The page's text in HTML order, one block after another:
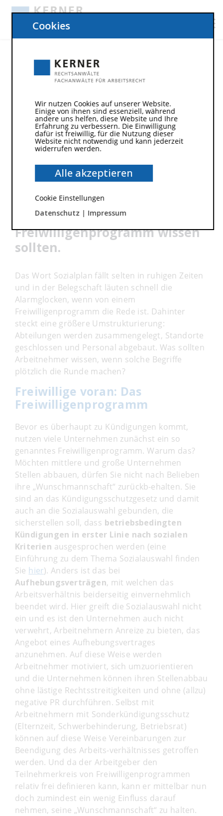
27. Oktober 2025
Freiwillig gehen oder bleiben?
Was Sie zu Sozialplan,
Interessenausgleich &
Freiwilligenprogramm wissen
sollten.
Das Wort Sozialplan fällt selten in ruhigen Zeiten
und in der Belegschaft läuten schnell die
Alarmglocken, wenn von einem
Freiwilligenprogramm die Rede ist. Dahinter
steckt eine größere Umstrukturierung:
Abteilungen werden zusammengelegt, Standorte
geschlossen und Personal abgebaut. Was sollten
Arbeitnehmer wissen, wenn solche Begriffe
plötzlich die Runde machen?
Freiwillige voran: Das
Freiwilligenprogramm
Bevor es überhaupt zu Kündigungen kommt,
nutzen viele Unternehmen zunächst ein so
genanntes Freiwilligenprogramm. Warum das?
Möchten mittlere und große Unternehmen
Stellen abbauen, dürfen Sie nicht nach Belieben
ihre „Wunschmannschaft“ zurückb-ehalten. Sie
sind an das Kündigungsschutzgesetz und damit
auch an die Sozialauswahl gebunden, die
sicherstellen soll, dass betriebsbedingten
Kündigungen in erster Linie nach sozialen
Kriterien ausgesprochen werden (eine
Einführung zu dem Thema Sozialauswahl finden
Sie hier). Anders ist das bei
Aufhebungsverträgen, mit welchen das
Arbeitsverhältnis beiderseitig einvernehmlich
beendet wird. Hier greift die Sozialauswahl nicht
ein und es ist den Unternehmen auch nicht
verwehrt, Arbeitnehmern Anreize zu bieten, das
Angebot eines Aufhebungsvertrages
anzunehmen. Auf diese Weise werden
Arbeitnehmer motiviert, sich umzuorientieren
und die Unternehmen können ihren Stellenabbau
ohne lästige Rechtsstreitigkeiten und ohne (allzu)
negative PR durchführen. Selbst mit
Arbeitnehmern mit Sonderkündigungsschutz
(Elternzeit, Schwerbehinderung, Betriebsrat)
können auf diese Weise Vereinbarungen zur
Beendigung des Arbeits-verhältnisses getroffen
werden. Und da der Arbeitgeber den
Teilnehmerkreis von Freiwilligenprogrammen
relativ frei definieren kann, kann er mittelbar nun
doch zumindest ein wenig Einfluss darauf
nehmen, seine „Wunschmannschaft“ zu halten.
Cookies
Wir nutzen Cookies auf unserer Website.
Einige von ihnen sind essenziell, während
andere uns helfen, diese Website und Ihre
Erfahrung zu verbessern. Die Einwilligung
dafür ist freiwillig, für die Nutzung dieser
Website nicht notwendig und kann jederzeit
widerrufen werden.
Alle akzeptieren
Cookie Einstellungen
Datenschutz| Impressum